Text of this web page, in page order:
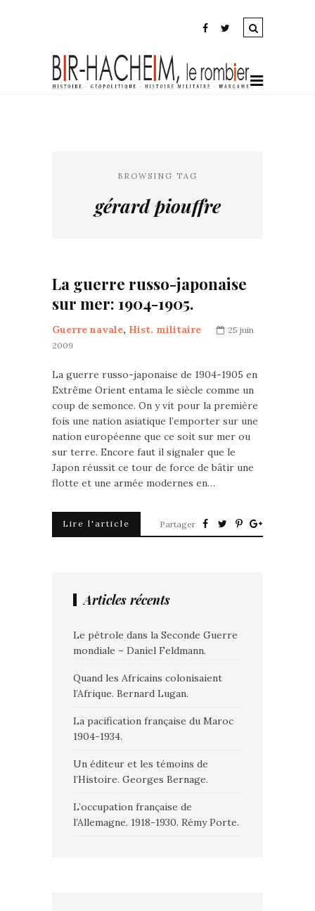
BROWSING TAG
gérard piouffre
La guerre russo-japonaise
sur mer: 1904-1905.
Guerre navale, Hist. militaire
25 juin
2009
La guerre russo-japonaise de 1904-1905 en
Extrême Orient entama le siècle comme un
coup de semonce. On y vit pour la première
fois une nation asiatique l’emporter sur une
nation européenne que ce soit sur mer ou
sur terre. Encore faut il signaler que le
Japon réussit ce tour de force de bâtir une
flotte et une armée modernes en…
Lire l'article Partager
Articles récents
Le pétrole dans la Seconde Guerre
mondiale – Daniel Feldmann.
Quand les Africains colonisaient
l’Afrique. Bernard Lugan.
La pacification française du Maroc
1904-1934.
Un éditeur et les témoins de
l’Histoire. Georges Bernage.
L’occupation française de
l’Allemagne. 1918-1930. Rémy Porte.